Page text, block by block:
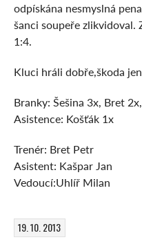
odpískána nesmyslná
šanci soupeře zlikvidoval.
1:4.
Kluci hráli dobře,škoda
Branky: Šešina 3x, Bret
Asistence: Košťák 1x
Trenér: Bret Petr
Asistent: Kašpar Jan
Vedoucí:Uhlíř Milan
19. 10. 2013